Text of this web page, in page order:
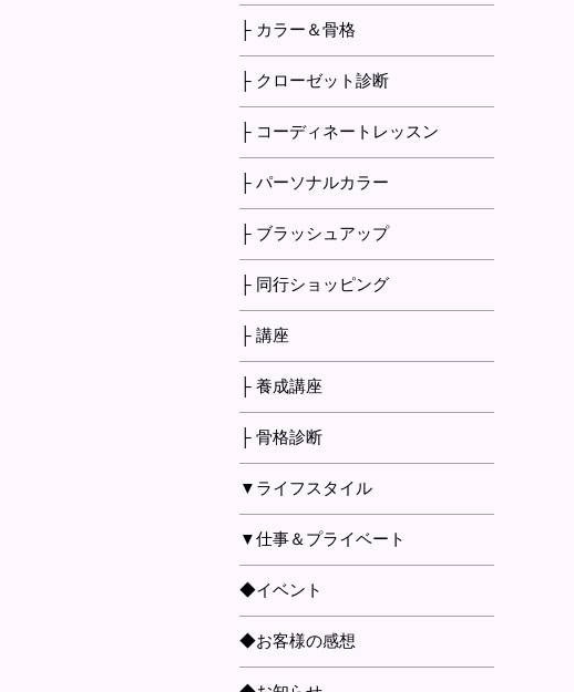
├ カラー＆骨格
├ クローゼット診断
├ コーディネートレッスン
├ パーソナルカラー
├ ブラッシュアップ
├ 同行ショッピング
├ 講座
├ 養成講座
├ 骨格診断
▼ライフスタイル
▼仕事＆プライベート
◆イベント
◆お客様の感想